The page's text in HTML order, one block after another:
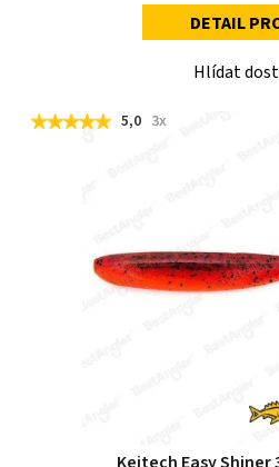
DETAIL
Hlídat
5,0 3x